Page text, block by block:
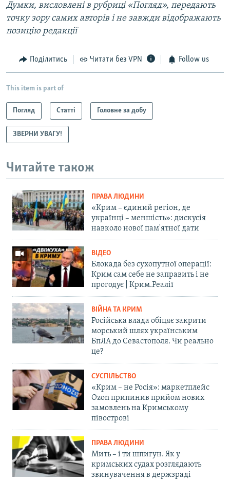
Думки, висловлені в рубриці «Погляд», передають
точку зору самих авторів і не завжди відображають
позицію редакції
Поділитись Читати без VPN Follow us
This item is part of
Погляд Статті Головне за добу
ЗВЕРНИ УВАГУ!
Читайте також
ПРАВА ЛЮДИНИ
«Крим – єдиний регіон, де
українці – меншість»: дискусія
навколо нової пам'ятної дати
ВІДЕО
Блокада без сухопутної операції:
Крим сам себе не заправить і не
прогодує | Крим.Реалії
ВІЙНА ТА КРИМ
Російська влада обіцяє закрити
морський шлях українським
БпЛА до Севастополя. Чи реально
це?
СУСПІЛЬСТВО
«Крим – не Росія»: маркетплейс
Ozon припинив прийом нових
замовлень на Кримському
півострові
ПРАВА ЛЮДИНИ
Мить – і ти шпигун. Як у
кримських судах розглядають
звинувачення в держзраді